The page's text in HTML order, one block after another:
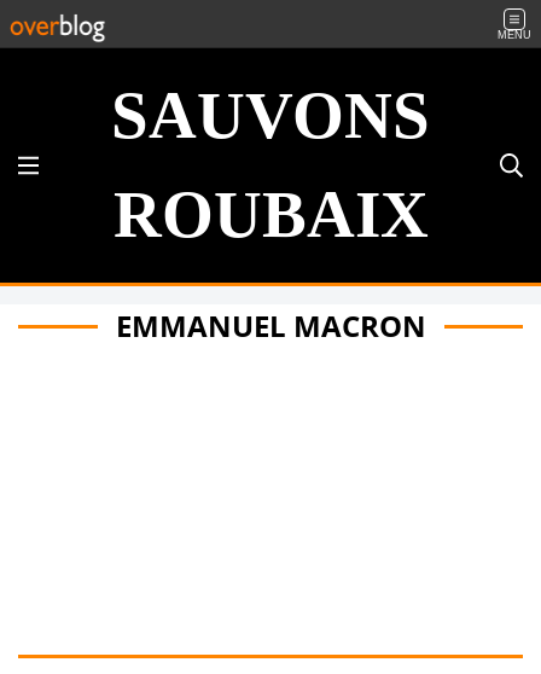
MENU
SAUVONS
ROUBAIX
EMMANUEL MACRON